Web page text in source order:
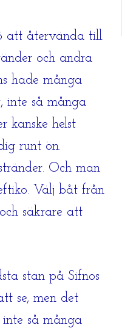
att återvända till.
och andra
hade många
inte så många
kanske helst
runt ön.
Och man
Välj båt från
säkrare att
stan på Sifnos
se, men det
så många